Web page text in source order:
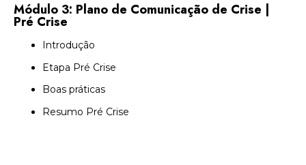
Módulo 3: Plano de Comunicação de Crise |
Pré Crise
Introdução
Etapa Pré Crise
Boas práticas
Resumo Pré Crise